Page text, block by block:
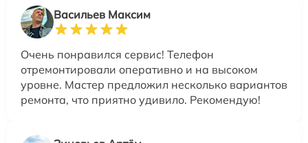
Васильев Максим
Очень понравился сервис! Телефон
отремонтировали оперативно и на высоком
уровне. Мастер предложил несколько вариантов
ремонта, что приятно удивило. Рекомендую!